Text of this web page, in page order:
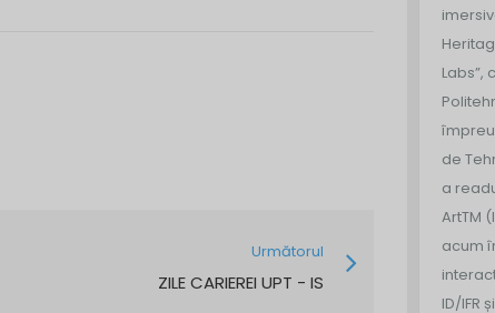
Următorul
ZILE CARIEREI UPT - IS
Labs”,
de
a
ArtTM
acum
ID/IFR